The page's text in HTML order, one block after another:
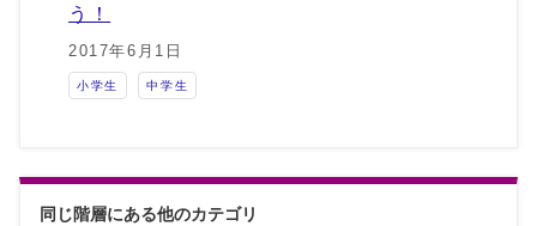
う！
2017年6月1日
小学生 中学生
同じ階層にある他のカテゴリ